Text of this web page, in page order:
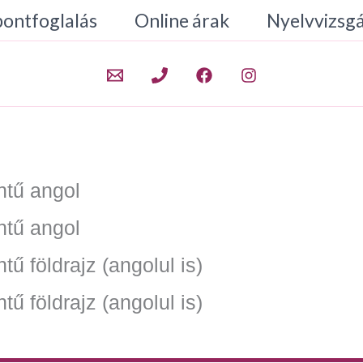
Online árak
angol
angol
földrajz (angolul is)
földrajz (angolul is)